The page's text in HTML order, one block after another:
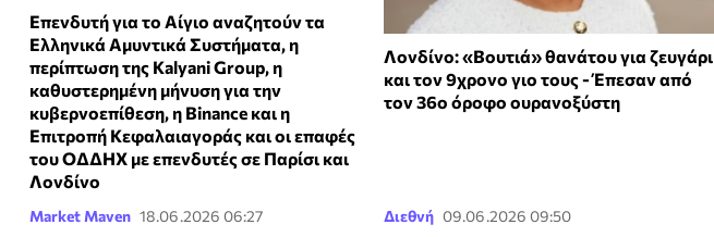
Επενδυτή για το Αίγιο αναζητούν τα
Ελληνικά Αμυντικά Συστήματα, η
περίπτωση της Kalyani Group, η
καθυστερημένη μήνυση για την
κυβερνοεπίθεση, η Binance και η
Επιτροπή Κεφαλαιαγοράς και οι επαφές
του ΟΔΔΗΧ με επενδυτές σε Παρίσι και
Λονδίνο
Market Maven 18.06.2026 06:27
Λονδίνο: «Βουτιά» θανάτου για ζευγάρι
και τον 9χρονο γιο τους - Έπεσαν από
τον 36ο όροφο ουρανοξύστη
Διεθνή 09.06.2026 09:50